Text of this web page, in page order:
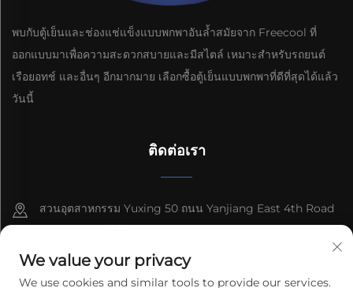
พบกับตู้เย็นและช่องแช่แข็งแบบพกพาอันล้ำสมัยจาก Freecool ที่
ออกแบบมาเพื่อความสะดวกสบายและมีสไตล์ เหมาะสำหรับรถยนต์
เรือยอทช์ และอื่นๆ อีกมากมาย เลือกซื้อตู้เย็นแบบพกพาที่ดีที่สุดได้แล้ว
วันนี้
ติดต่อเรา
สวนอุตสาหกรรม Yuxing 50 ถนน Yanjiang East 4th Road
8613603092966
We value your privacy
We use cookies and similar tools to provide our services.